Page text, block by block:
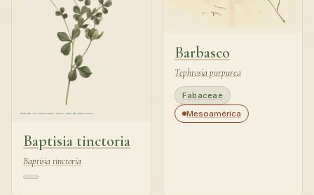
Baptisia tinctoria
Baptisia tinctoria
Barbasco
Tephrosia purpurea
Fabaceae
Mesoamérica